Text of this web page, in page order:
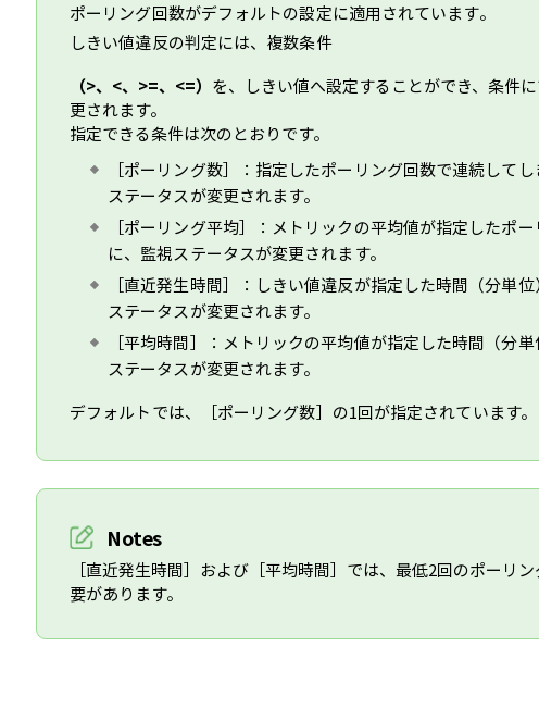
ポーリング回数がデフォルトの設定に適用されています。
しきい値違反の判定には、複数条件
（>、<、>=、<=） を、しきい値へ設定することができ、条件
更されます。
指定できる条件は次のとおりです。
［ポーリング数］：指定したポーリング回数で連続して
ステータスが変更されます。
［ポーリング平均］：メトリックの平均値が指定したポ
に、監視ステータスが変更されます。
［直近発生時間］：しきい値違反が指定した時間（分単
ステータスが変更されます。
［平均時間］：メトリックの平均値が指定した時間（分
ステータスが変更されます。
デフォルトでは、［ポーリング数］の1回が指定されています。
Notes
［直近発生時間］および［平均時間］では、最低2回のポーリ
要があります。